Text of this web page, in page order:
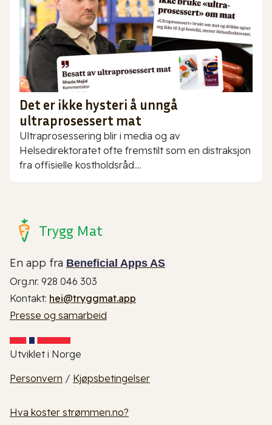
Det er ikke hysteri å unngå
ultraprosessert mat
Ultraprosessering blir i media og av
Helsedirektoratet ofte fremstilt som en distraksjon
fra offisielle kostholdsråd....
Trygg Mat
En app fra Beneficial Apps AS
Org.nr. 928 046 303
Kontakt: hei@tryggmat.app
Presse og samarbeid
Utviklet i Norge
Personvern / Kjøpsbetingelser
Hva koster strømmen.no?